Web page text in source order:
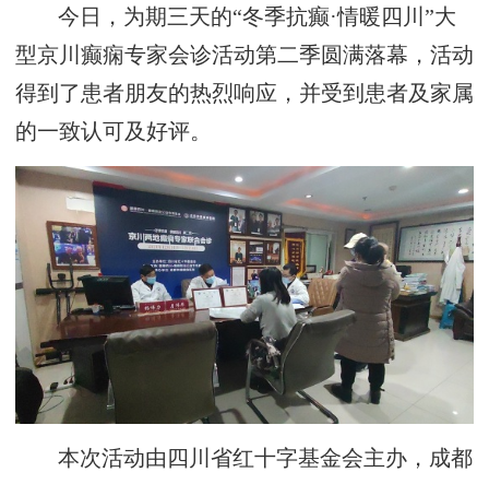
今日，为期三天的“冬季抗癫·情暖四川”大
型京川癫痫专家会诊活动第二季圆满落幕，活动
得到了患者朋友的热烈响应，并受到患者及家属
的一致认可及好评。
本次活动由四川省红十字基金会主办，成都